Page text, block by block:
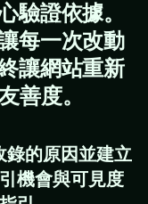
驗證依據。
每一次改動
讓網站重新
善度。
的原因並建立
機會與可見度